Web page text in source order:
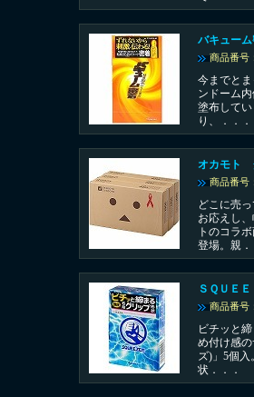
バキュー
商品番号
今までと
ンドーム
塗布して
り、．．．
オカモト
商品番号
どこに売
お応えし
トのコラ
登場。親
ＳＱＵＥ
商品番号
ビチッと
め付け感
ズ)」5個
状．．．